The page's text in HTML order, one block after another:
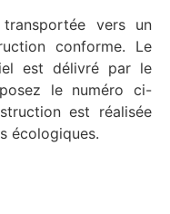
vers un
conforme. Le
est délivré par le
le numéro ci-
est réalisée
écologiques.